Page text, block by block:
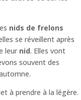
nids de frelons
se réveillent après
leur nid. Elles vont
souvent des
à prendre à la légère.